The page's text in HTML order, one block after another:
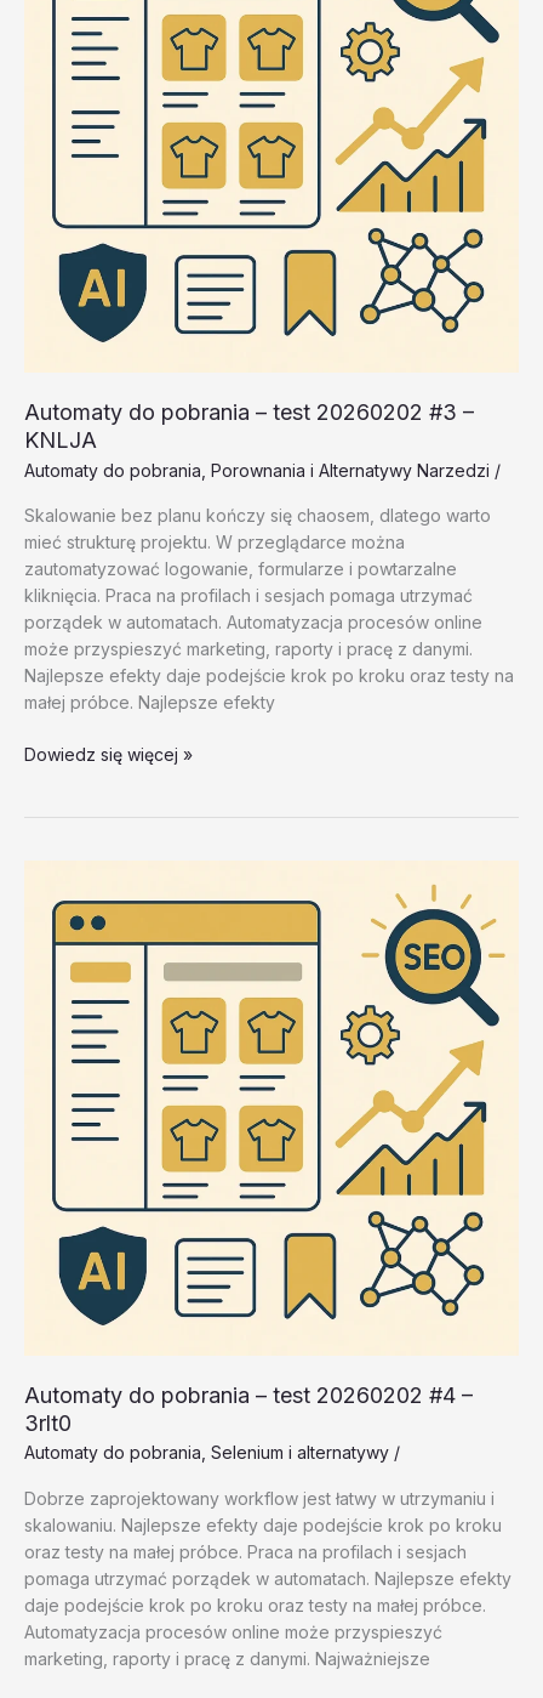
Automaty do pobrania – test 20260202 #3 –
KNLJA
Automaty do pobrania Porownania i Alternatywy Narzedzi /
Skalowanie bez planu kończy się chaosem, dlatego warto
mieć strukturę projektu. W przeglądarce można
zautomatyzować logowanie, formularze i powtarzalne
kliknięcia. Praca na profilach i sesjach pomaga utrzymać
porządek w automatach. Automatyzacja procesów online
może przyspieszyć marketing, raporty i pracę z danymi.
Najlepsze efekty daje podejście krok po kroku oraz testy na
małej próbce. Najlepsze efekty
Automaty
test
KNLJA
Dowiedz się więcej »
Automaty do pobrania – test 20260202 #4 –
3rlt0
Automaty do pobrania Selenium i alternatywy /
Dobrze zaprojektowany workflow jest łatwy w utrzymaniu i
skalowaniu. Najlepsze efekty daje podejście krok po kroku
oraz testy na małej próbce. Praca na profilach i sesjach
pomaga utrzymać porządek w automatach. Najlepsze efekty
daje podejście krok po kroku oraz testy na małej próbce.
Automatyzacja procesów online może przyspieszyć
marketing, raporty i pracę z danymi. Najważniejsze